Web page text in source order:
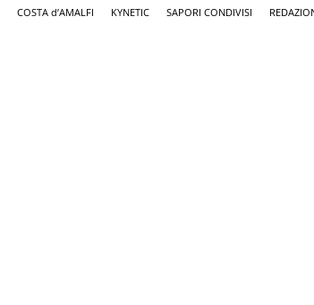
COSTA d’AMALFI KYNETIC SAPORI CONDIVISI